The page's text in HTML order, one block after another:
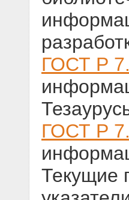
ГОСТ Р
ГОСТ Р
Текущие